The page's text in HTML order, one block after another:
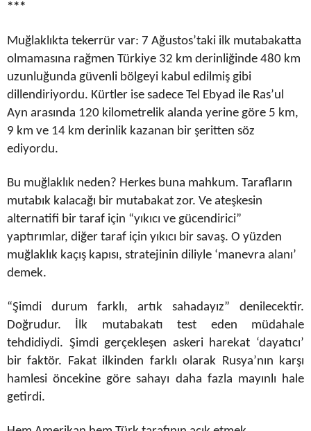
***
Muğlaklıkta tekerrür var: 7 Ağustos’taki ilk mutabakatta
olmamasına rağmen Türkiye 32 km derinliğinde 480 km
uzunluğunda güvenli bölgeyi kabul edilmiş gibi
dillendiriyordu. Kürtler ise sadece Tel Ebyad ile Ras’ul
Ayn arasında 120 kilometrelik alanda yerine göre 5 km,
9 km ve 14 km derinlik kazanan bir şeritten söz
ediyordu.
Bu muğlaklık neden? Herkes buna mahkum. Tarafların
mutabık kalacağı bir mutabakat zor. Ve ateşkesin
alternatifi bir taraf için “yıkıcı ve gücendirici”
yaptırımlar, diğer taraf için yıkıcı bir savaş. O yüzden
muğlaklık kaçış kapısı, stratejinin diliyle ‘manevra alanı’
demek.
“Şimdi durum farklı, artık sahadayız” denilecektir.
Doğrudur. İlk mutabakatı test eden müdahale
tehdidiydi. Şimdi gerçekleşen askeri harekat ‘dayatıcı’
bir faktör. Fakat ilkinden farklı olarak Rusya’nın karşı
hamlesi öncekine göre sahayı daha fazla mayınlı hale
getirdi.